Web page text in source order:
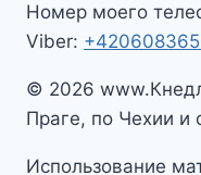
Номер моего
Viber:
© 2026
Праге, по Чехии и
Использование